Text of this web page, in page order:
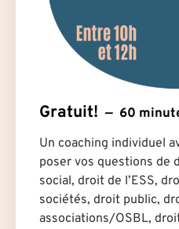
Gratuit! 60
Un coaching individuel
poser vos questions de
social, droit de l’ESS,
sociétés, droit public,
associations/OSBL,